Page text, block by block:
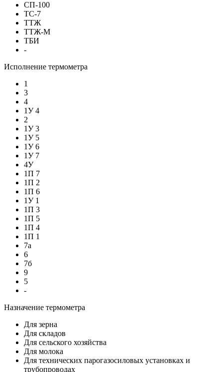
СП-100
ТС-7
ТТЖ
ТТЖ-М
ТБИ
-
Исполнение термометра
1
3
4
1У 4
2
1У 3
1У 5
1У 6
1У 7
4У
1П 7
1П 2
1П 6
1У 1
1П 3
1П 5
1П 4
1П 1
7а
6
7б
9
5
-
Назначение термометра
Для зерна
Для складов
Для сельского хозяйства
Для молока
Для технических парогазосиловых установках и
трубопроводах